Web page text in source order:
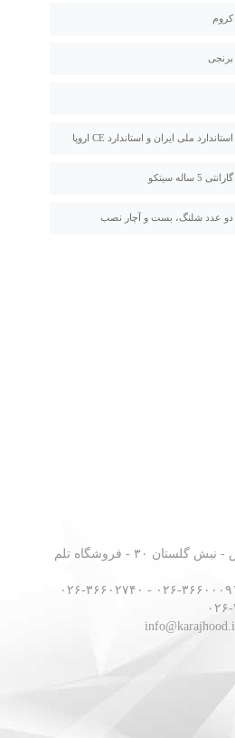
کروم
برنجی
استاندارد ملی ایران و استاندارد CE اروپا
گارانتی 5 ساله سیتکو
دو عدد شلنگ، بست و آچار نصب
کرج - جاده فردیس - نبش گلستان ۳۰ - فروشگاه تلم